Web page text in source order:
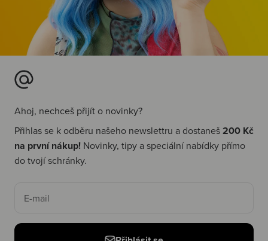
Ahoj, nechceš přijít o novinky?
Přihlas se k odběru našeho newslettru a dostaneš200 Kč
na první nákup! Novinky, tipy a speciální nabídky přímo
do tvojí schránky.
E-mail